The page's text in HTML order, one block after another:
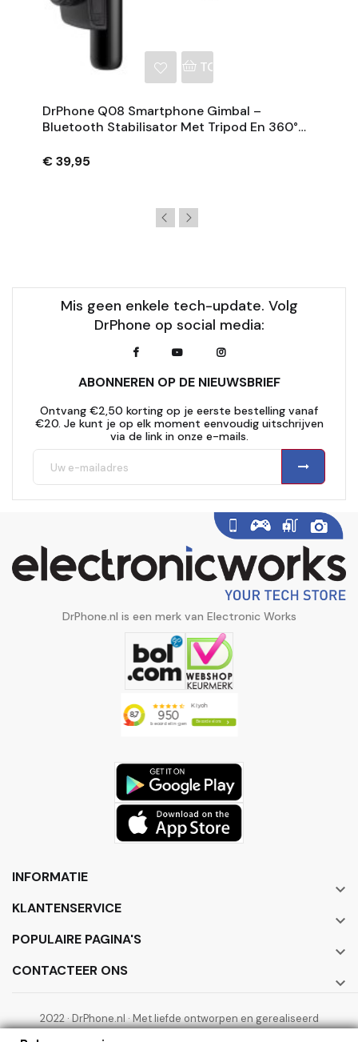
TOEVOEGEN AAN
DrPhone Q08 Smartphone Gimbal –
Bluetooth Stabilisator Met Tripod En 360°
€ 39,95
Mis geen enkele tech-update. Volg
DrPhone op social media:
ABONNEREN OP DE NIEUWSBRIEF
Ontvang €2,50 korting op je eerste bestelling vanaf
€20. Je kunt je op elk moment eenvoudig uitschrijven
via de link in onze e-mails.
DrPhone.nl is een merk van Electronic Works
INFORMATIE

KLANTENSERVICE

POPULAIRE PAGINA'S

CONTACTEER ONS

2022 · DrPhone.nl · Met liefde ontworpen en gerealiseerd